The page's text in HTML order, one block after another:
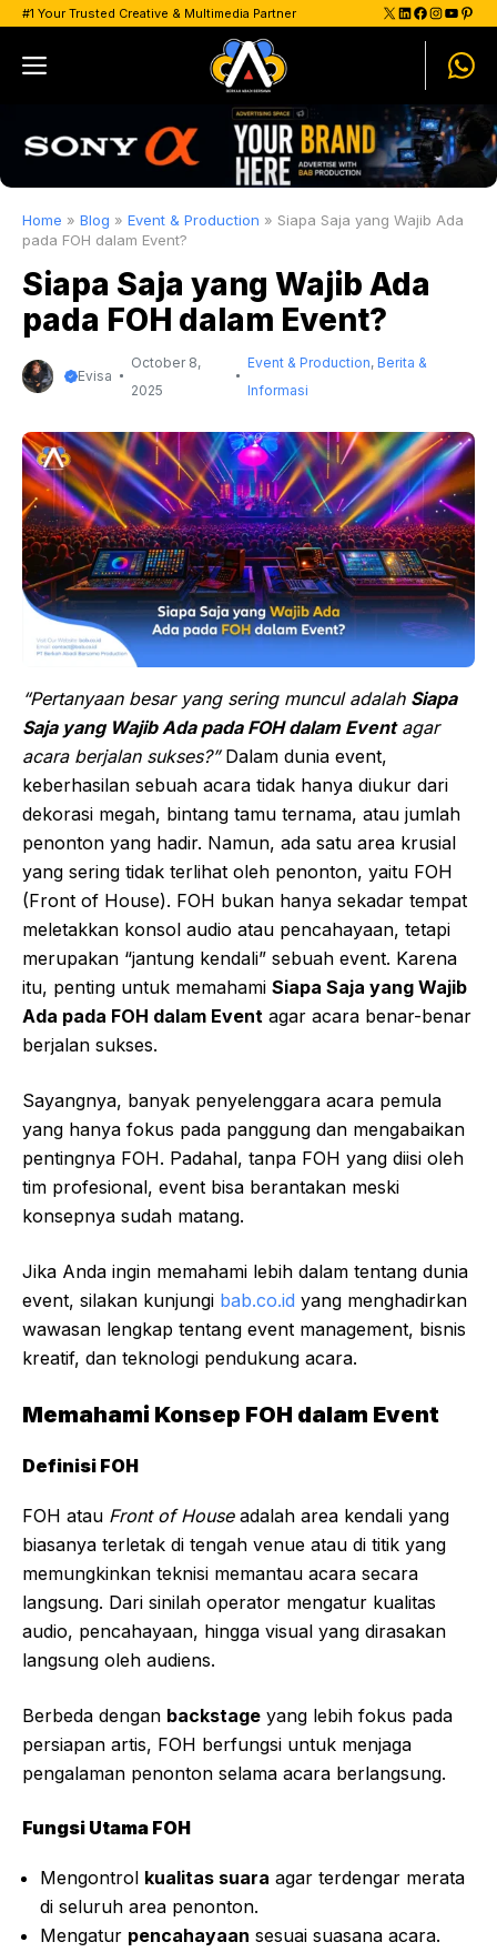
Skip
content
#1 Your Trusted Creative & Multimedia Partner X LinkedIn
Facebook
Instagram
Menu
Home » Blog » Event & Production » Siapa Saja yang Wajib Ada
pada FOH dalam Event?
Siapa Saja yang Wajib Ada
pada FOH dalam Event?
Evisa
October 8,
2025
Event & Production, Berita &
Informasi
“Pertanyaan besar yang sering muncul adalah Siapa
Saja yang Wajib Ada pada FOH dalam Eventagar
acara berjalan sukses?”Dalam dunia event,
keberhasilan sebuah acara tidak hanya diukur dari
dekorasi megah, bintang tamu ternama, atau jumlah
penonton yang hadir. Namun, ada satu area krusial
yang sering tidak terlihat oleh penonton, yaitu FOH
(Front of House). FOH bukan hanya sekadar tempat
meletakkan konsol audio atau pencahayaan, tetapi
merupakan “jantung kendali” sebuah event. Karena
itu, penting untuk memahami Siapa Saja yang Wajib
Ada pada FOH dalam Event agar acara benar-benar
berjalan sukses.
Sayangnya, banyak penyelenggara acara pemula
yang hanya fokus pada panggung dan mengabaikan
pentingnya FOH. Padahal, tanpa FOH yang diisi oleh
tim profesional, event bisa berantakan meski
konsepnya sudah matang.
Jika Anda ingin memahami lebih dalam tentang dunia
event, silakan kunjungi bab.co.id yang menghadirkan
wawasan lengkap tentang event management, bisnis
kreatif, dan teknologi pendukung acara.
Memahami Konsep FOH dalam Event
Definisi FOH
FOH atau Front of Houseadalah area kendali yang
biasanya terletak di tengah venue atau di titik yang
memungkinkan teknisi memantau acara secara
langsung. Dari sinilah operator mengatur kualitas
audio, pencahayaan, hingga visual yang dirasakan
langsung oleh audiens.
Berbeda dengan backstage yang lebih fokus pada
persiapan artis, FOH berfungsi untuk menjaga
pengalaman penonton selama acara berlangsung.
Fungsi Utama FOH
Mengontrol kualitas suara agar terdengar merata
di seluruh area penonton.
Mengatur pencahayaan sesuai suasana acara.